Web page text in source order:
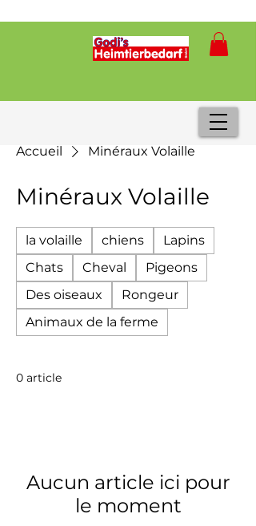
Accueil Minéraux Volaille
Minéraux Volaille
la volaille chiens
Lapins
Chats
Cheval
Pigeons
Des oiseaux
Rongeur
Animaux de la ferme
0 article
Aucun article ici pour
le moment